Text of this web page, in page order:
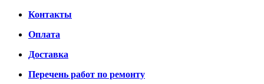
Контакты
Оплата
Доставка
Перечень работ по ремонту